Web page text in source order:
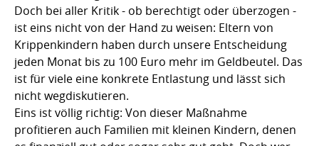
Doch bei aller Kritik - ob berechtigt oder überzogen -
ist eins nicht von der Hand zu weisen: Eltern von
Krippenkindern haben durch unsere Entscheidung
jeden Monat bis zu 100 Euro mehr im Geldbeutel. Das
ist für viele eine konkrete Entlastung und lässt sich
nicht wegdiskutieren.
Eins ist völlig richtig: Von dieser Maßnahme
profitieren auch Familien mit kleinen Kindern, denen